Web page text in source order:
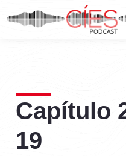
Capítulo
19